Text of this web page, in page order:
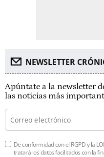
NEWSLETTER
Apúntate a la newsletter
las noticias más
De conformidad con el RGPD y la
tratará los datos facilitados con la